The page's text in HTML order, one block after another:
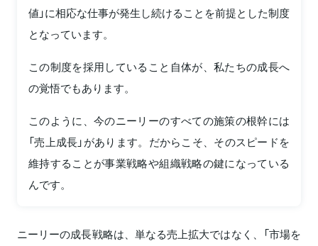
値」に相応な仕事が発生し続けることを前提とした制度
となっています。
この制度を採用していること自体が、私たちの成長へ
の覚悟でもあります。
このように、今のニーリーのすべての施策の根幹には
「売上成長」があります。だからこそ、そのスピードを
維持することが事業戦略や組織戦略の鍵になっている
んです。
ニーリーの成長戦略は、単なる売上拡大ではなく、「市場を